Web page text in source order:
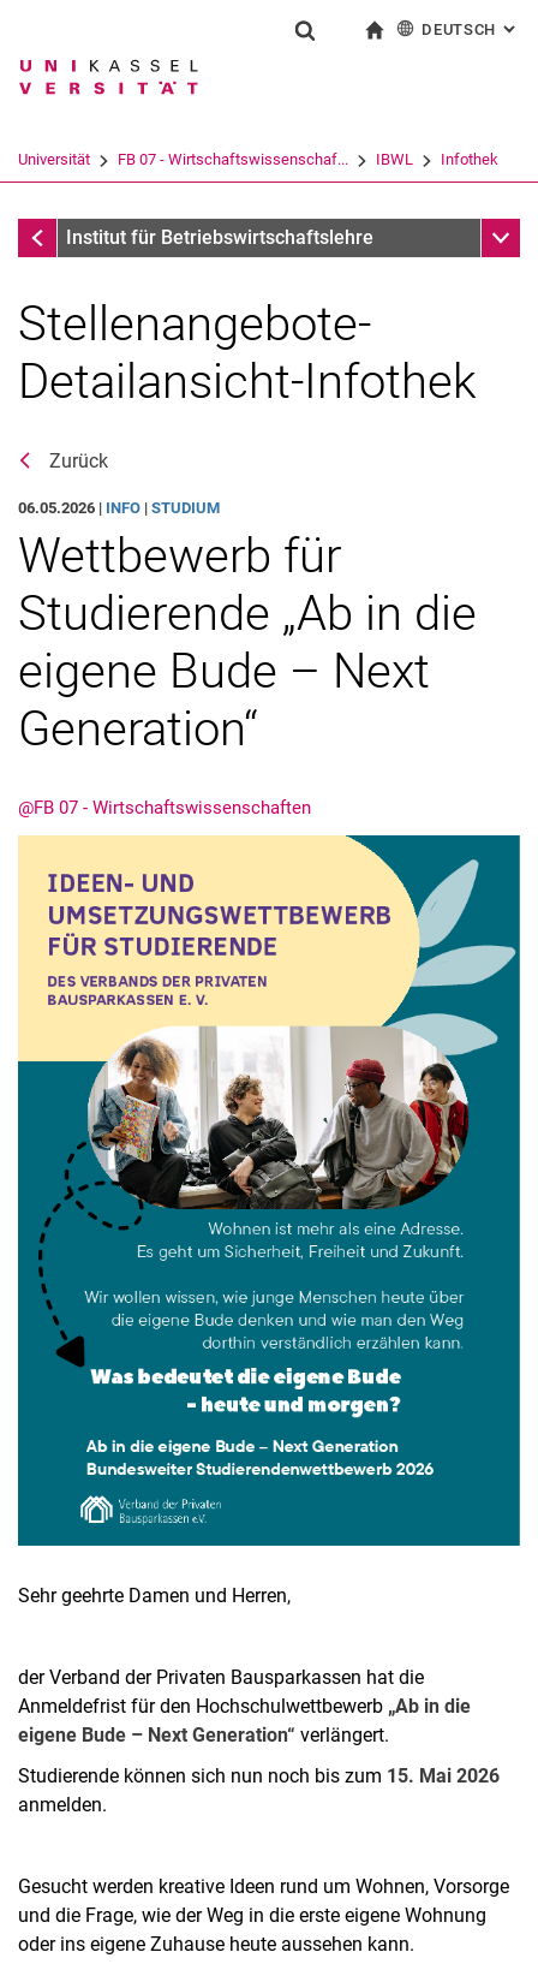
Springe direkt zu: Inhalt
Springe direkt zu: Suche
Springe direkt zu:
Suchbegriff
Suchen (öffnet externen Link in einem
DEUTSCH :
Universität FB 07 - Wirtschaftswissenschaf... IBWL Infothek
InfothekInstitut für Betriebswirtschaftslehre
Stellenangebote-
Detailansicht-Infothek
Zurück
06.05.2026 | INFO | STUDIUM
Wettbewerb für
Studierende „Ab in die
eigene Bude – Next
Generation“
@FB 07 - Wirtschaftswissenschaften
Sehr geehrte Damen und Herren,
der Verband der Privaten Bausparkassen hat die
Anmeldefrist für den Hochschulwettbewerb „Ab in die
eigene Bude – Next Generation“ verlängert.
Studierende können sich nun noch bis zum 15. Mai 2026
anmelden.
Gesucht werden kreative Ideen rund um Wohnen, Vorsorge
und die Frage, wie der Weg in die erste eigene Wohnung
oder ins eigene Zuhause heute aussehen kann.